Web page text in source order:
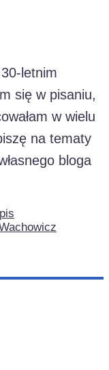
letnim
się w pisaniu,
w wielu
na tematy
bloga